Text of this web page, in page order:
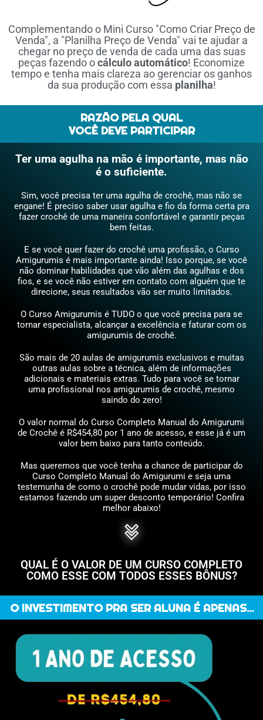
Complementando o Mini Curso "Como Criar Preço de
Venda", a "Planilha Preço de Venda" vai te ajudar a
chegar no preço de venda de cada uma das suas
peças fazendo ocálculo automático! Economize
tempo e tenha mais clareza ao gerenciar os ganhos
da sua produção com essa planilha!
RAZÃO PELA QUAL
VOCÊ DEVE PARTICIPAR
Ter uma agulha na mão é importante, mas não
é o suficiente.
Sim, você precisa ter uma agulha de crochê, mas não se
engane! É preciso saber usar agulha e fio da forma certa pra
fazer crochê de uma maneira confortável e garantir peças
bem feitas.
E se você quer fazer do crochê uma profissão, o Curso
Amigurumis é mais importante ainda! Isso porque, se você
não dominar habilidades que vão além das agulhas e dos
fios, e se você não estiver em contato com alguém que te
direcione, seus resultados vão ser muito limitados.
O Curso Amigurumis é TUDO o que você precisa para se
tornar especialista, alcançar a excelência e faturar com os
amigurumis de crochê.
São mais de 20 aulas de amigurumis exclusivos e muitas
outras aulas sobre a técnica, além de informações
adicionais e materiais extras. Tudo para você se tornar
uma profissional nos amigurumis de crochê, mesmo
saindo do zero!
O valor normal do Curso Completo Manual do Amigurumi
de Crochê é R$454,80 por 1 ano de acesso, e esse já é um
valor bem baixo para tanto conteúdo.
Mas queremos que você tenha a chance de participar do
Curso Completo Manual do Amigurumi e seja uma
testemunha de como o crochê pode mudar vidas, por isso
estamos fazendo um super desconto temporário! Confira
melhor abaixo!
QUAL É O VALOR DE UM CURSO COMPLETO
COMO ESSE COM TODOS ESSES BÔNUS?
O INVESTIMENTO PRA SER ALUNA É APENAS...